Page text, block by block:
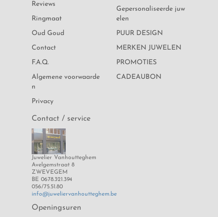
Reviews
Ringmaat
Oud Goud
Contact
F.A.Q.
Algemene voorwaarde
n
Privacy
Gepersonaliseerde juw
elen
PUUR DESIGN
MERKEN JUWELEN
PROMOTIES
CADEAUBON
Contact / service
Juwelier Vanhoutteghem
Avelgemstraat 8
ZWEVEGEM
BE 0678.321.394
056/75.51.80
info@juweliervanhoutteghem.be
Openingsuren